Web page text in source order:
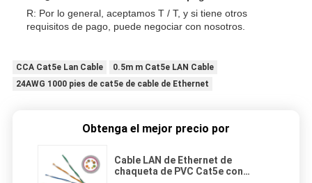
R: Por lo general, aceptamos T / T, y si tiene otros
requisitos de pago, puede negociar con nosotros.
CCA Cat5e Lan Cable
0.5m m Cat5e LAN Cable
24AWG 1000 pies de cat5e de cable de Ethernet
Obtenga el mejor precio por
Cable LAN de Ethernet de
chaqueta de PVC Cat5e con